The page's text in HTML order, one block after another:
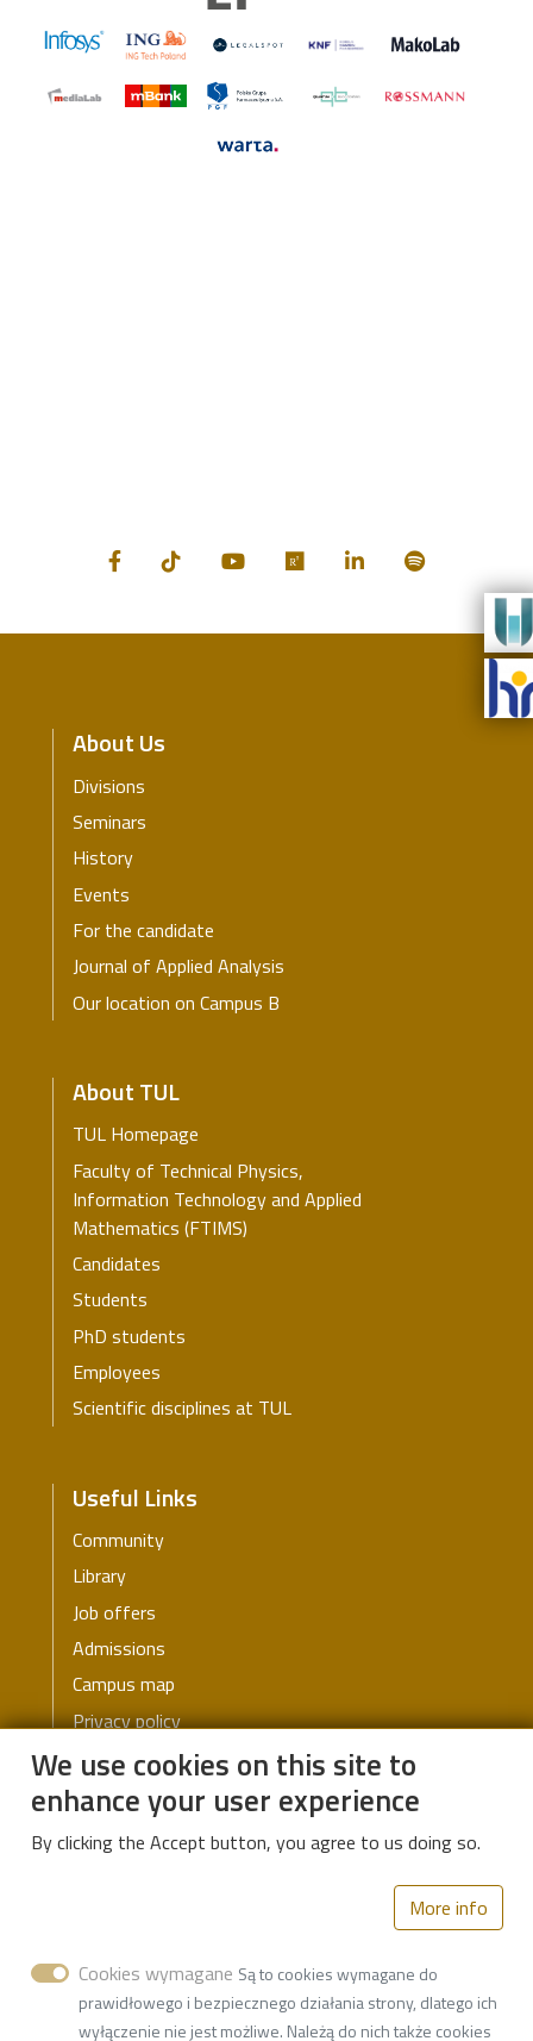
Institute of Mathematics
ul. Żeromskiego 116, 90-924 Łódź, Poland
About Us
Divisions
Seminars
History
Events
For the candidate
Journal of Applied Analysis
Our location on Campus B
About TUL
TUL Homepage
Faculty of Technical Physics,
Information Technology and Applied
Mathematics (FTIMS)
Candidates
Students
PhD students
Employees
Scientific disciplines at TUL
Useful Links
Community
Library
Job offers
Admissions
Campus map
Privacy policy
We use cookies on this site to
enhance your user experience
By clicking the Accept button, you agree to us doing so.
More info
Cookies wymagane Są to cookies wymagane do
prawidłowego i bezpiecznego działania strony, dlatego ich
wyłączenie nie jest możliwe. Należą do nich także cookies